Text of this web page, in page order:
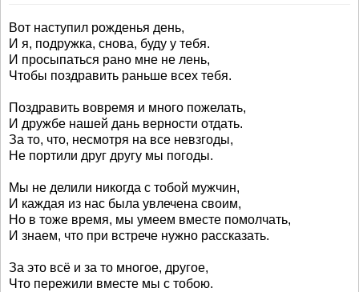
Вот наступил рожденья день,
И я, подружка, снова, буду у тебя.
И просыпаться рано мне не лень,
Чтобы поздравить раньше всех тебя.
Поздравить вовремя и много пожелать,
И дружбе нашей дань верности отдать.
За то, что, несмотря на все невзгоды,
Не портили друг другу мы погоды.
Мы не делили никогда с тобой мужчин,
И каждая из нас была увлечена своим,
Но в тоже время, мы умеем вместе помолчать,
И знаем, что при встрече нужно рассказать.
За это всё и за то многое, другое,
Что пережили вместе мы с тобою.